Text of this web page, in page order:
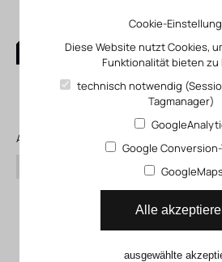
0
Alle Produkte
Cookie-
Diese Website nutzt Cookies,
Funktionalität bieten zu
technisch notwendig
Tagmanager)
Google
Alle
ausgewählte